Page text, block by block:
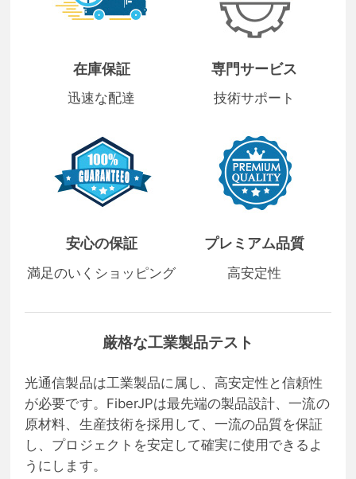
在庫保証
迅速な配達
専門サービス
技術サポート
安心の保証
満足のいくショッピング
プレミアム品質
高安定性
厳格な工業製品テスト
光通信製品は工業製品に属し、高安定性と信頼性
が必要です。FiberJPは最先端の製品設計、一流の
原材料、生産技術を採用して、一流の品質を保証
し、プロジェクトを安定して確実に使用できるよ
うにします。